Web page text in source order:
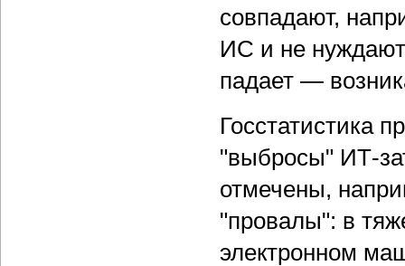
совпадают,
ИС и не
падает —
Госстатистика
"выбросы" ИТ-
отмечены,
"провалы": в
электронном